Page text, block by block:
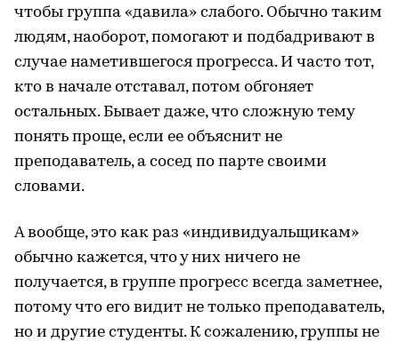
чтобы группа «давила» слабого. Обычно таким
людям, наоборот, помогают и подбадривают в
случае наметившегося прогресса. И часто тот,
кто в начале отставал, потом обгоняет
остальных. Бывает даже, что сложную тему
понять проще, если ее объяснит не
преподаватель, а сосед по парте своими
словами.
А вообще, это как раз «индивидуальщикам»
обычно кажется, что у них ничего не
получается, в группе прогресс всегда заметнее,
потому что его видит не только преподаватель,
но и другие студенты. К сожалению, группы не